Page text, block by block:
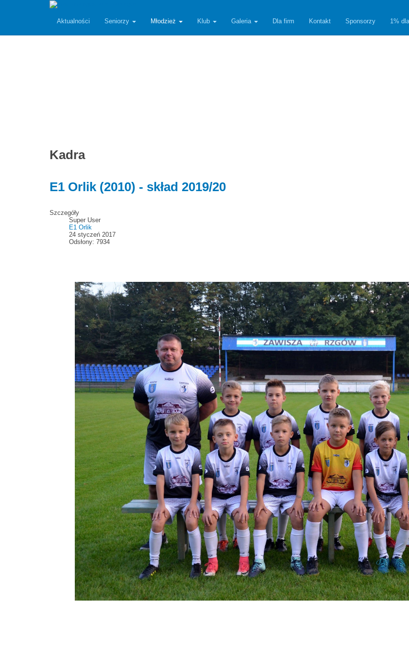
Aktualności Seniorzy Młodzież Klub Galeria Dla firm Kontakt Sponsorzy 1%
Kadra
E1 Orlik (2010) - skład 2019/20
Szczegóły
Super User
E1 Orlik
24 styczeń 2017
Odsłony: 7934